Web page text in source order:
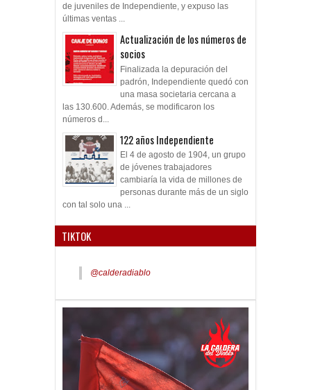
de juveniles de Independiente, y expuso las
últimas ventas ...
Actualización de los números de
socios
Finalizada la depuración del
padrón, Independiente quedó con
una masa societaria cercana a
las 130.600. Además, se modificaron los
números d...
122 años Independiente
El 4 de agosto de 1904, un grupo
de jóvenes trabajadores
cambiaría la vida de millones de
personas durante más de un siglo
con tal solo una ...
TIKTOK
@calderadiablo